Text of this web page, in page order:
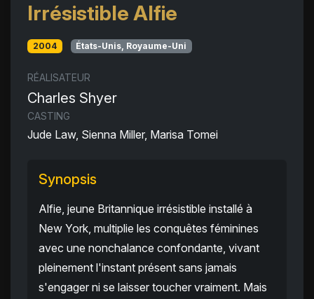
Irrésistible Alfie
2004 États-Unis, Royaume-Uni
RÉALISATEUR
Charles Shyer
CASTING
Jude Law, Sienna Miller, Marisa Tomei
Synopsis
Alfie, jeune Britannique irrésistible installé à
New York, multiplie les conquêtes féminines
avec une nonchalance confondante, vivant
pleinement l'instant présent sans jamais
s'engager ni se laisser toucher vraiment. Mais